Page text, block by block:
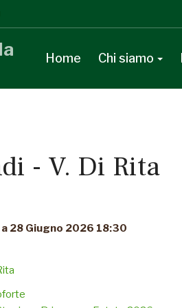
Home Chi siamo
- V. Di Rita
28 Giugno 2026 18:30